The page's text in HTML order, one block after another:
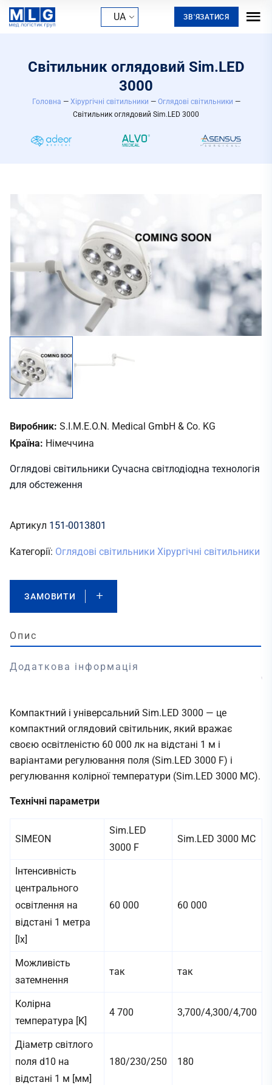
UA ЗВ'ЯЗАТИСЯ
Cвітильник оглядовий Sim.LED
3000
Головна — Хірургічні світильники — Оглядові світильники —
Cвітильник оглядовий Sim.LED 3000
Виробник: S.I.M.E.O.N. Medical GmbH & Co. KG
Країна: Німеччина
Оглядові світильники Сучасна світлодіодна технологія
для обстеження
Артикул 151-0013801
Категорії: Оглядові світильники Хірургічні світильники
ЗАМОВИТИ
Опис
Додаткова інформація
Компактний і універсальний Sim.LED 3000 — це
компактний оглядовий світильник, який вражає
своєю освітленістю 60 000 лк на відстані 1 м і
варіантами регулювання поля (Sim.LED 3000 F) і
регулювання колірної температури (Sim.LED 3000 MC).
Технічні параметри
SIMEON
Sim.LED
3000 F
Sim.LED 3000 MC
Інтенсивність
центрального
освітлення на
відстані 1 метра
[lx]
60 000 60 000
Можливість
затемнення
так так
Колірна
температура [K]
4 700 3,700/4,300/4,700
Діаметр світлого
поля d10 на
відстані 1 м [мм]
180/230/250 180